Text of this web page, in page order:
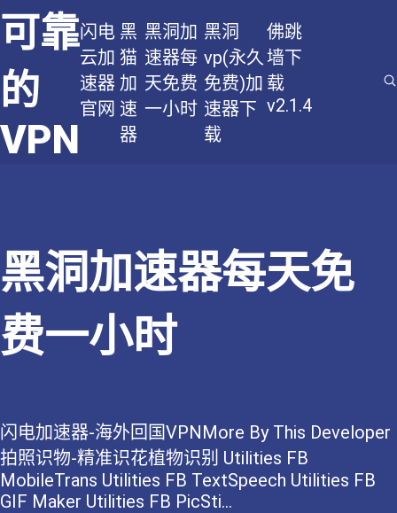
可靠
的
VPN
闪电
云加
速器
官网
黑
猫
加
速
器
黑洞加
速器每
天免费
一小时
黑洞
vp(永久
免费)加
速器下
载
佛跳
墙下
载
v2.1.4
黑洞加速器每天免
费一小时
闪电加速器-海外回国VPNMore By This Developer
拍照识物-精准识花植物识别 Utilities FB
MobileTrans Utilities FB TextSpeech Utilities FB
GIF Maker Utilities FB PicSti...